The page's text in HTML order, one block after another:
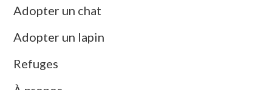
Adopter un chat
Adopter un lapin
Refuges